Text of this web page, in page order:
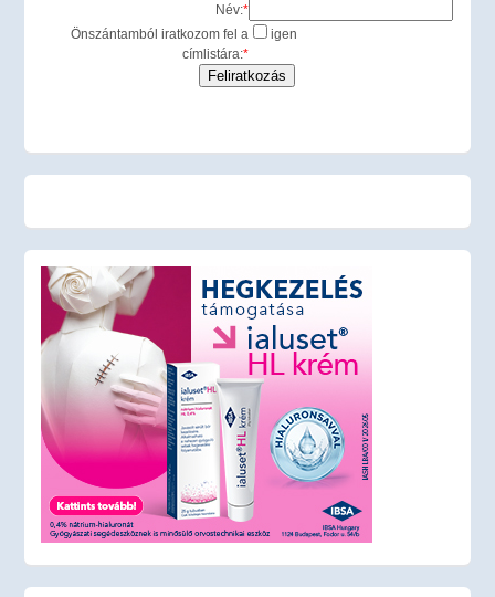
Név:*
Önszántamból iratkozom fel a
címlistára:*
igen